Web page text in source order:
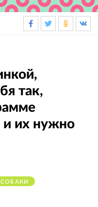
так,
и их нужно
СОБАКИ